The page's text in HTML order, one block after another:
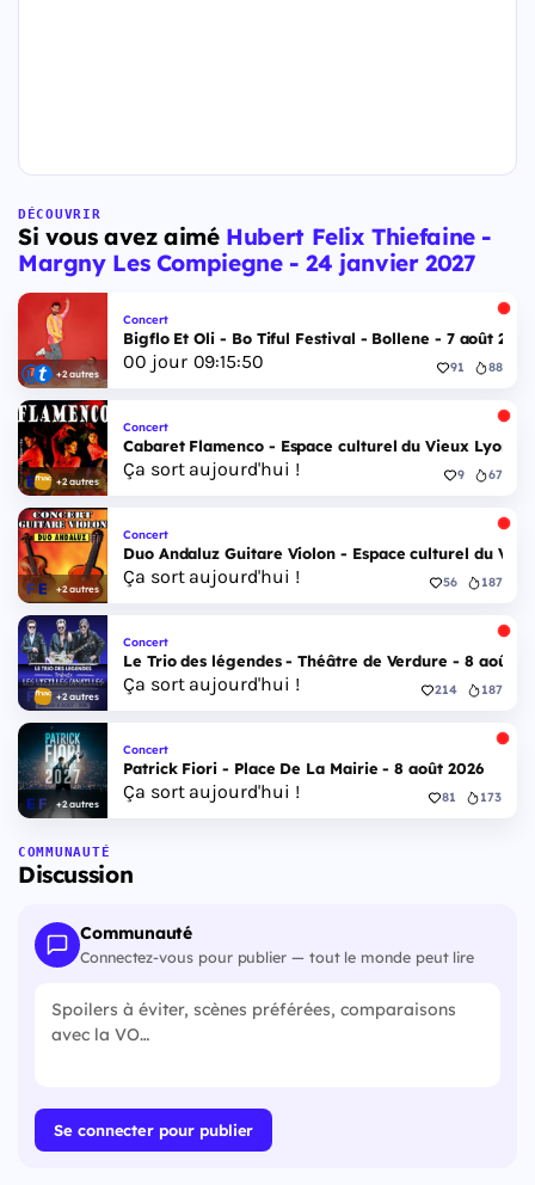
DÉCOUVRIR
Si vous avez aimé Hubert Felix Thiefaine -
Margny Les Compiegne - 24 janvier 2027
+2 autres
Concert
Bigflo Et Oli - Bo Tiful Festival - Bollene - 7 août 2026
00 jour 09:15:49 91 88
+2 autres
Concert
Cabaret Flamenco - Espace culturel du Vieux Lyon -
Ça sort aujourd'hui ! 9 67
+2 autres
Concert
Duo Andaluz Guitare Violon - Espace culturel du
Ça sort aujourd'hui ! 56 187
+2 autres
Concert
Le Trio des légendes - Théâtre de Verdure - 8 août
Ça sort aujourd'hui ! 214 187
+2 autres
Concert
Patrick Fiori - Place De La Mairie - 8 août 2026
Ça sort aujourd'hui ! 81 173
COMMUNAUTÉ
Discussion
Communauté
Connectez-vous pour publier — tout le monde peut lire
Se connecter pour publier